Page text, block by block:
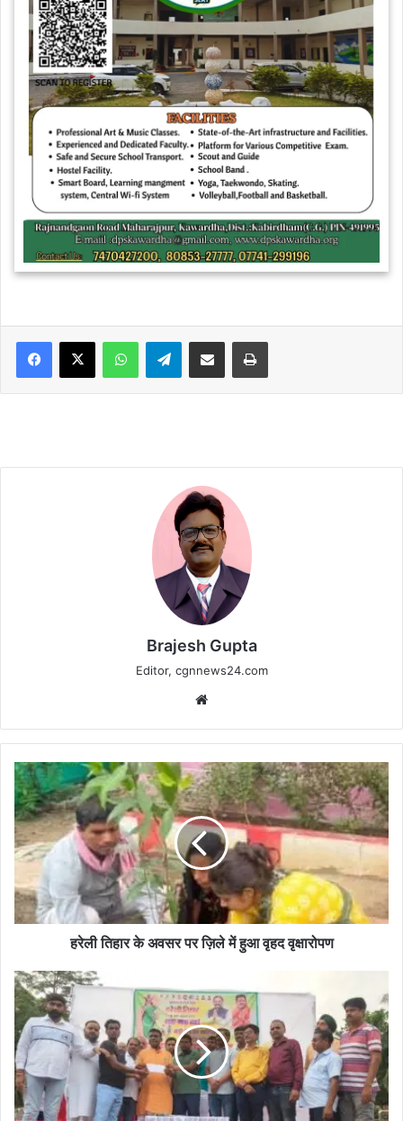
WhatsAppTelegramShare via Email Print
Brajesh Gupta
Editor, cgnnews24.com
हरेली
तिहार
के
अवसर
पर
ज़िले
में
हुआ
वृहद
हरेली तिहार के अवसर पर ज़िले में हुआ वृहद वृक्षारोपण
भाजपा
शहर
मण्डल
ने
किया
पारम्परिक
हरेली
तिहार